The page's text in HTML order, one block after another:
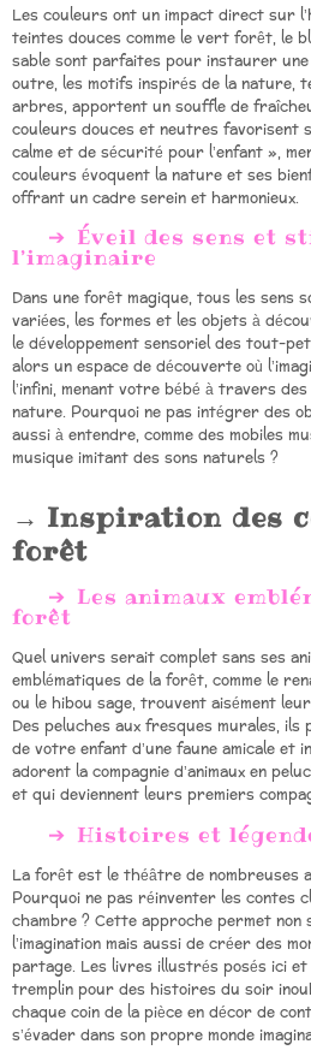
Les couleurs ont un impact direct sur
teintes douces comme le vert forêt, le
sable sont parfaites pour instaurer une
outre, les motifs inspirés de la nature,
arbres, apportent un souffle de
couleurs douces et neutres favorisent
calme et de sécurité pour l’enfant »,
couleurs évoquent la nature et ses
offrant un cadre serein et harmonieux.
Éveil des sens et
l’imaginaire
Dans une forêt magique, tous les sens
variées, les formes et les objets à
le développement sensoriel des tout-
alors un espace de découverte où
l’infini, menant votre bébé à travers
nature. Pourquoi ne pas intégrer des
aussi à entendre, comme des mobiles
musique imitant des sons naturels ?
Inspiration des
forêt
Les animaux
forêt
Quel univers serait complet sans ses
emblématiques de la forêt, comme le
ou le hibou sage, trouvent aisément
Des peluches aux fresques murales,
de votre enfant d’une faune amicale et
adorent la compagnie d’animaux en
et qui deviennent leurs premiers
Histoires et
La forêt est le théâtre de nombreuses
Pourquoi ne pas réinventer les contes
chambre ? Cette approche permet non
l’imagination mais aussi de créer des
partage. Les livres illustrés posés ici
tremplin pour des histoires du soir
chaque coin de la pièce en décor de
s’évader dans son propre monde